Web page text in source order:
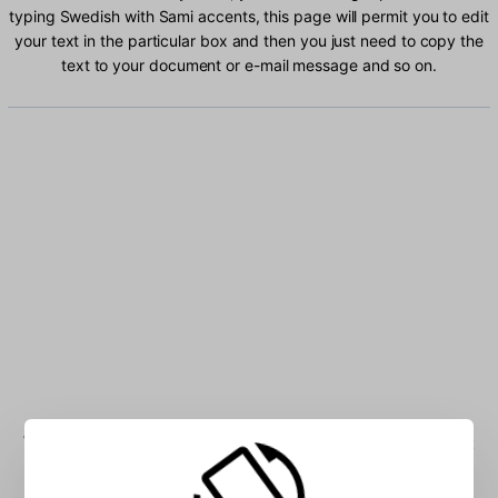
typing Swedish with Sami accents, this page will permit you to edit
your text in the particular box and then you just need to copy the
text to your document or e-mail message and so on.
Type Swedish with Sami characters into the box: